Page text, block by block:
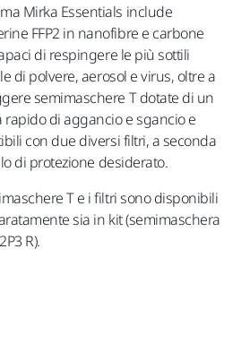
Mirka Essentials include
FFP2 in nanofibre e carbone
di respingere le più sottili
di polvere, aerosol e virus, oltre a
semimaschere T dotate di un
rapido di aggancio e sgancio e
con due diversi filtri, a seconda
di protezione desiderato.
T e i filtri sono disponibili
sia in kit (semimaschera
R).